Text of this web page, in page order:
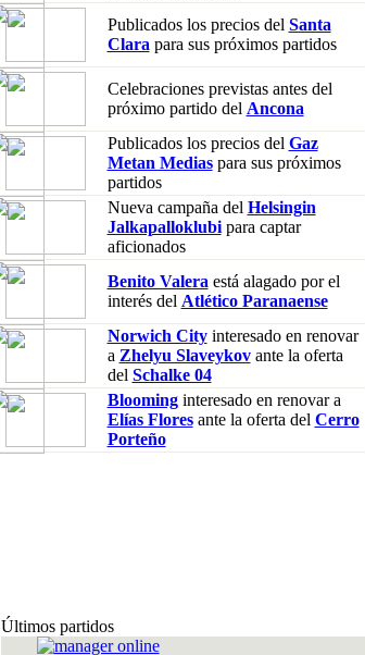
Publicados los precios del Santa
Clara para sus próximos partidos
Celebraciones previstas antes del
próximo partido del Ancona
Publicados los precios del Gaz
Metan Mediaspara sus próximos
partidos
Nueva campaña del Helsingin
Jalkapalloklubipara captar
aficionados
Benito Valera está alagado por el
interés del Atlético Paranaense
Norwich Cityinteresado en renovar
a Zhelyu Slaveykovante la oferta
del Schalke 04
Bloominginteresado en renovar a
Elías Floresante la oferta del Cerro
Porteño
Últimos partidos